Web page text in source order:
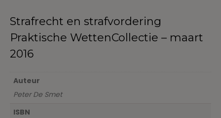
Strafrecht en strafvordering
Praktische WettenCollectie – maart
2016
Auteur
Peter De Smet
ISBN